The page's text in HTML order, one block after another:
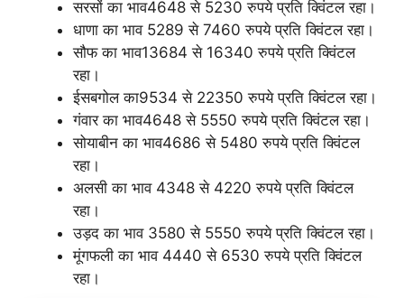
सरसों का भाव4648 से 5230 रुपये प्रति क्विंटल रहा।
धाणा का भाव 5289 से 7460 रुपये प्रति क्विंटल रहा।
सौफ का भाव13684 से 16340 रुपये प्रति क्विंटल
रहा।
ईसबगोल का9534 से 22350 रुपये प्रति क्विंटल रहा।
गंवार का भाव4648 से 5550 रुपये प्रति क्विंटल रहा।
सोयाबीन का भाव4686 से 5480 रुपये प्रति क्विंटल
रहा।
अलसी का भाव 4348 से 4220 रुपये प्रति क्विंटल
रहा।
उड़द का भाव 3580 से 5550 रुपये प्रति क्विंटल रहा।
मूंगफली का भाव 4440 से 6530 रुपये प्रति क्विंटल
रहा।